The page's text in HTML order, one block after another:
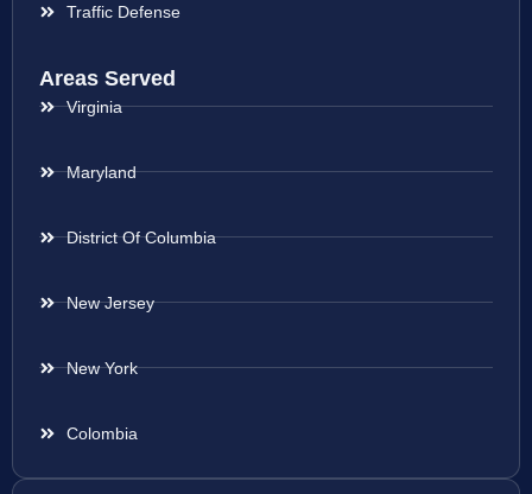
Traffic Defense
Areas Served
Virginia
Maryland
District Of Columbia
New Jersey
New York
Colombia